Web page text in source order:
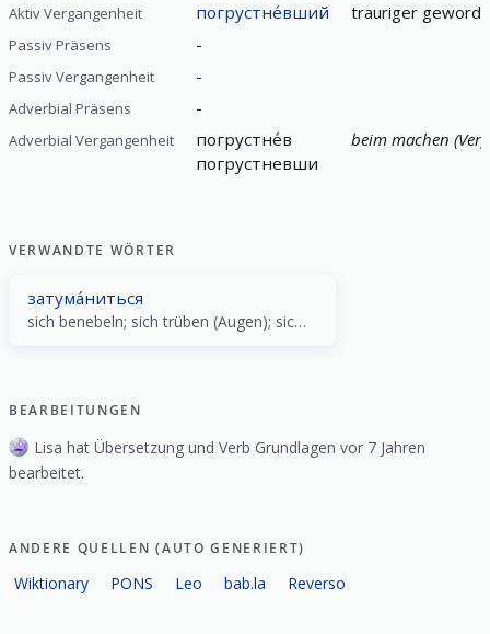
Aktiv Vergangenheit погрустне́вший trauriger
Passiv Präsens -
Passiv Vergangenheit -
Adverbial Präsens -
Adverbial Vergangenheit
погрустне́в
погрустневши
beim machen
VERWANDTE WÖRTER
затума́ниться
sich benebeln; sich trüben (Augen); sich trüben (Verstand)
BEARBEITUNGEN
Lisa hat Übersetzung und Verb Grundlagen vor 7 Jahren
bearbeitet.
ANDERE QUELLEN (AUTO GENERIERT)
Wiktionary PONS Leo bab.la Reverso